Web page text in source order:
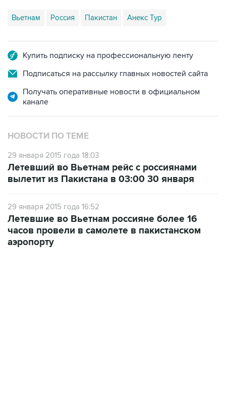
Вьетнам Россия Пакистан Анекс Тур
Купить подписку на профессиональную ленту
Подписаться на рассылку главных новостей сайта
Получать оперативные новости в официальном
канале
НОВОСТИ ПО ТЕМЕ
29 января 2015 года 18:03
Летевший во Вьетнам рейс с россиянами
вылетит из Пакистана в 03:00 30 января
29 января 2015 года 16:52
Летевшие во Вьетнам россияне более 16
часов провели в самолете в пакистанском
аэропорту